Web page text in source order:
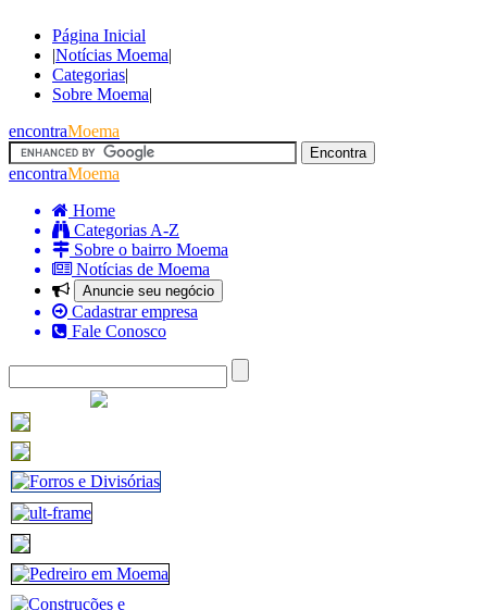
Página Inicial
|Notícias Moema|
Categorias|
Sobre Moema|
encontraMoema
encontraMoema
Home
Categorias A-Z
Sobre o bairro Moema
Notícias de Moema
Anuncie seu negócio
Cadastrar empresa
Fale Conosco